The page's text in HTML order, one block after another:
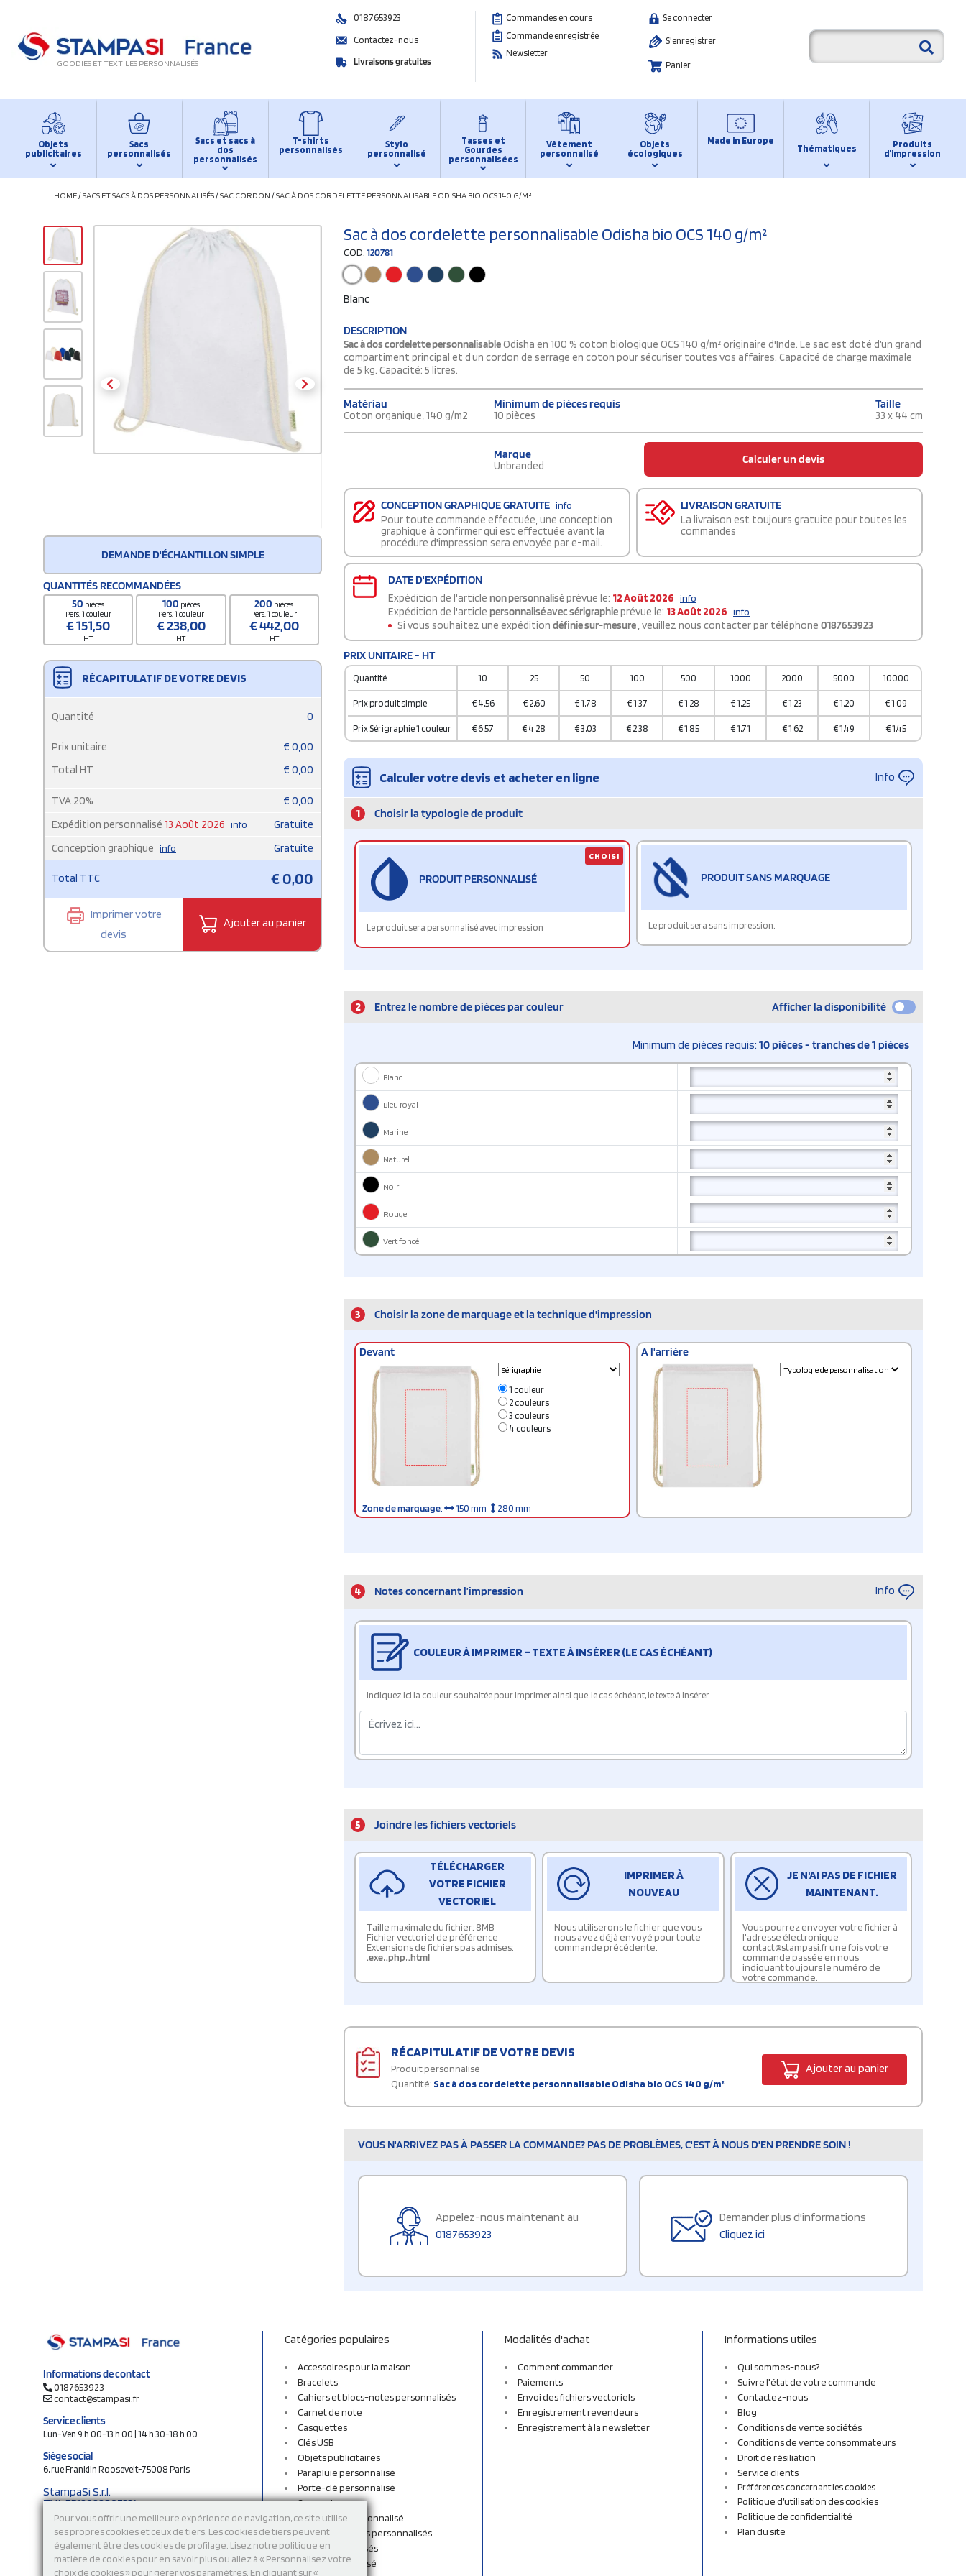
Pour vous offrir une meilleure expérience de navigation, ce site utilise
ses propres cookies et ceux de tiers. Les cookies de tiers peuvent
également être des cookies de profilage. Lisez notre politique en
matière de cookies pour en savoir plus ou allez à « Personnalisez votre
choix de cookies » pour gérer vos paramètres. En cliquant sur «
GOODIES ET TEXTILES PERSONNALISÉS
0187653923
Contactez-nous
Livraisons gratuites
Commandes en cours
Commande enregistrée
Newsletter
Se connecter
S'enregistrer
Panier
Objets
publicitaires
Sacs
personnalisés
Sacs et sacs à
dos
personnalisés
T-shirts
personnalisés
Stylo
personnalisé
Tasses et
Gourdes
personnalisées
Vêtement
personnalisé
Objets
écologiques
Made in Europe
Thématiques
Produits
d’impression
HOME/SACS ET SACS À DOS PERSONNALISÉS/SAC CORDON /SAC À DOS CORDELETTE PERSONNALISABLE ODISHA BIO OCS 140 G/M²
DEMANDE D'ÉCHANTILLON SIMPLE
QUANTITÉS RECOMMANDÉES
50 pièces
Pers. 1 couleur
€151,50
HT
100 pièces
Pers. 1 couleur
€238,00
HT
200 pièces
Pers. 1 couleur
€442,00
HT
RÉCAPITULATIF DE VOTRE DEVIS
Quantité 0
Prix unitaire € 0,00
Total HT
€ 0,00
TVA 20% € 0,00
Expédition personnalisé 13 Août 2026 info
Gratuite
Conception graphique info Gratuite
Total TTC €0,00
Imprimer votre
devis
Ajouter au panier
Sac à dos cordelette personnalisable Odisha bio OCS 140 g/m²
COD.120781
Blanc
DESCRIPTION
Sac à dos cordelette personnalisableOdisha en 100 % coton biologique OCS 140 g/m² originaire d'Inde. Le sac est doté d’un grand
compartiment principal et d’un cordon de serrage en coton pour sécuriser toutes vos affaires. Capacité de charge maximale
de 5 kg. Capacité: 5 litres.
Matériau
Coton organique, 140 g/m2
Minimum de pièces requis
10 pièces
Taille
33 x 44 cm
Marque
Unbranded Calculer un devis
CONCEPTION GRAPHIQUE GRATUITE info
Pour toute commande effectuée, une conception
graphique à confirmer qui est effectuée avant la
procédure d'impression sera envoyée par e-mail.
LIVRAISON GRATUITE
La livraison est toujours gratuite pour toutes les
commandes
DATE D'EXPÉDITION
Expédition de l'article non personnaliséprévue le: 12 Août 2026 info
Expédition de l'article personnalisé avec sérigraphieprévue le: 13 Août 2026 info
Si vous souhaitez une expédition définie sur-mesure, veuillez nous contacter par téléphone 0187653923
PRIX UNITAIRE - HT
Quantité 10 25 50 100 500 1000 2000 5000 10000
Prix produit simple € 4,56 € 2,60 €1,78 €1,37 €1,28 €1,25 €1,23 €1,20 €1,09
Prix Sérigraphie 1 couleur €6,57 € 4,28 €3,03 € 2,38 €1,85 €1,71 €1,62 €1,49 €1,45
Calculer votre devis et acheter en ligne Info
1 Choisir la typologie de produit
PRODUIT PERSONNALISÉ
Le produit sera personnalisé avec impression
CHOISI
PRODUIT SANS MARQUAGE
Le produit sera sans impression.
2 Entrez le nombre de pièces par couleur Afficher la disponibilité
Minimum de pièces requis: 10 pièces - tranches de 1 pièces
Blanc
Bleu royal
Marine
Naturel
Noir
Rouge
Vert foncé
3 Choisir la zone de marquage et la technique d'impression
Devant
1 couleur
2 couleurs
3 couleurs
4 couleurs
Zone de marquage: 150 mm 280 mm
A l'arrière
4 Notes concernant l’impression Info
COULEUR À IMPRIMER – TEXTE À INSÉRER (LE CAS ÉCHÉANT)
Indiquez ici la couleur souhaitée pour imprimer ainsi que, le cas échéant, le texte à insérer
5 Joindre les fichiers vectoriels
TÉLÉCHARGER
VOTRE FICHIER
VECTORIEL
Taille maximale du fichier: 8MB
Fichier vectoriel de préférence
Extensions de fichiers pas admises:
.exe,.php,.html
IMPRIMER À
NOUVEAU
Nous utiliserons le fichier que vous
nous avez déjà envoyé pour toute
commande précédente.
JE N'AI PAS DE FICHIER
MAINTENANT.
Vous pourrez envoyer votre fichier à
l'adresse électronique
contact@stampasi.fr une fois votre
commande passée en nous
indiquant toujours le numéro de
votre commande.
RÉCAPITULATIF DE VOTRE DEVIS
Produit personnalisé
Quantité: Sac à dos cordelette personnalisable Odisha bio OCS 140 g/m²
Ajouter au panier
VOUS N'ARRIVEZ PAS À PASSER LA COMMANDE? PAS DE PROBLÈMES, C'EST À NOUS D'EN PRENDRE SOIN !
Appelez-nous maintenant au
0187653923
Demander plus d'informations
Cliquez ici
Informations de contact
0187653923
contact@stampasi.fr
Service clients
Lun-Ven 9 h 00-13 h 00 | 14 h 30-18 h 00
Siège social
6, rue Franklin Roosevelt-75008 Paris
StampaSi S.r.l.
TVA FR13922807334
N° Rea MI-2110632
Capital social € 250.000 i.v.
Découvrez notre catalogue en ligne
Catégories populaires
Accessoires pour la maison
Bracelets
Cahiers et blocs-notes personnalisés
Carnet de note
Casquettes
Clés USB
Objets publicitaires
Parapluie personnalisé
Porte-clé personnalisé
Sac cordon
Sac en tissu personnalisé
Sacs et sacs à dos personnalisés
Sacs personnalisés
Stylo personnalisé
Modalités d'achat
Comment commander
Paiements
Envoi des fichiers vectoriels
Enregistrement revendeurs
Enregistrement à la newsletter
Informations utiles
Qui sommes-nous?
Suivre l'état de votre commande
Contactez-nous
Blog
Conditions de vente sociétés
Conditions de vente consommateurs
Droit de résiliation
Service clients
Préférences concernant les cookies
Politique d’utilisation des cookies
Politique de confidentialité
Plan du site